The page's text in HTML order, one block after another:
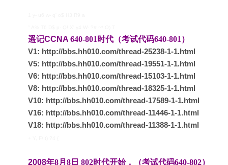
遥记CCNA 640-801 时代（考试代码640-801）
V1: http://bbs.hh010.com/thread-25238-1-1.html
V5: http://bbs.hh010.com/thread-19551-1-1.html
V6: http://bbs.hh010.com/thread-15103-1-1.html
V8: http://bbs.hh010.com/thread-18325-1-1.html
V10: http://bbs.hh010.com/thread-17589-1-1.html
V16: http://bbs.hh010.com/thread-11446-1-1.html
V18: http://bbs.hh010.com/thread-11388-1-1.html
2008年8月 8 日 802时代开始，（考试代码640-802）